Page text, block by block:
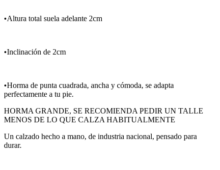
•Altura total suela adelante 2cm
•Inclinación de 2cm
•Horma de punta cuadrada, ancha y cómoda, se adapta
perfectamente a tu pie.
HORMA GRANDE, SE RECOMIENDA PEDIR UN TALLE
MENOS DE LO QUE CALZA HABITUALMENTE
Un calzado hecho a mano, de industria nacional, pensado para
durar.